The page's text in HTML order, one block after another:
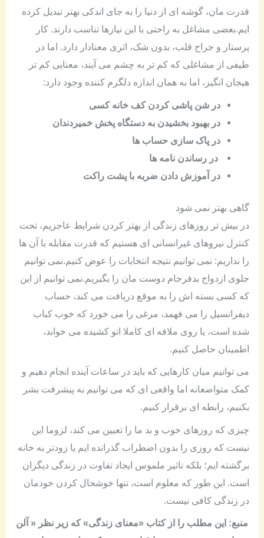
قدرت مان، گوشه ای از دنیا را به جای اندکی بهتر تبدیل کرده
ایم.بعضی مشاغل به راحتی با این نیازها تناسب دارند. کار
پرستار و جراح قلب، بدون شک، اثری معنادار دارد. اما در
طیفی از مشاغلی که کم تر به چشم می آیند، معنایی کم تر
هیجان انگیز، اما به همان اندازه دلگرم کننده وجود دارد:
در شن پاشی کردن کف خانه کسی
در بهبود بخشیدن به دستگاه پخش خمیردندان
در پاک سازی حساب ها
در رساندن نامه ها
در آموزش دادن ضربه با پشت راکت
گاهی بهتر نمی شود
در بیش تر روزهای زندگی از بهتر کردن شرایط عاجزیم، تحت
کنترل نیروهای غیرانسانی ای هستیم که قدرت مقابله با آن ها
را نداریم: نمی توانیم نتیجه انتخابات را عوض کنیم.نمی توانیم
جلوی ازدواج بدفرجام دوست مان را بگیریم.نمی توانیم از این
که کسی بسته اش را به موقع دریافت می کند، حساب
دیفرانسیل را می فهمد، مرغی را می خورد که خوب کباب
شده است، یا روی ملافه ای کاملا اتو کشیده می خوابد،
اطمینان حاصل کنیم.
می توانیم میان کارهایی که باید در ساعات آینده انجام دهیم و
کمک متواضعانه اما واقعی ای که می توانیم به پیشرفت بشر
بکنیم، رابطه ای برقرار کنیم.
چیزی که روزهای خوب و بد ما را تعیین می کند، لزوما این
نیست که روزی را بدون اضطراب گذرانده ایم یا زودتر به خانه
برگشته ایم؛ بلکه تاثیر ملموس ایجاد تفاوت در زندگی دیگران
است. این طور که معلوم است، تنها خوشحال کردن خودمان
در زندگی کافی نیست.
منبع: این مطلب را از کتاب «معنای زندگی» که زیر نظر « آلن